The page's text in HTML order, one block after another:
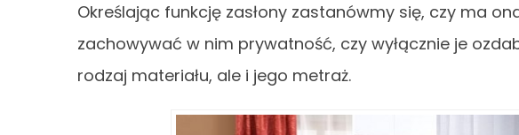
Określając funkcję zasłony zastanówmy się, czy ma
zachowywać w nim prywatność, czy wyłącznie je
rodzaj materiału, ale i jego metraż.